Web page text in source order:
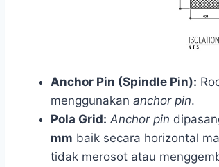
Anchor Pin (Spindle Pin):
menggunakan anchor pin.
Pola Grid: Anchor pin
mm baik secara horizontal
tidak merosot atau